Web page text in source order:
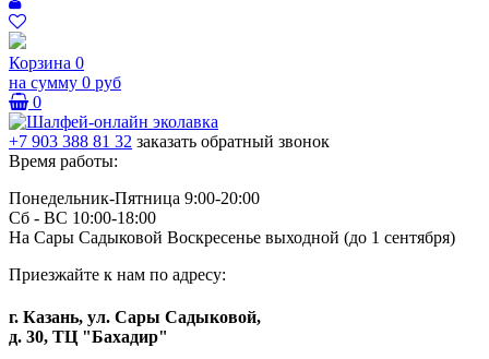
Корзина 0
на сумму 0 руб
0
+7 903 388 81 32 заказать обратный звонок
Время работы:
Понедельник-Пятница 9:00-20:00
Сб - ВС 10:00-18:00
На Сары Садыковой Воскресенье выходной (до 1 сентября)
Приезжайте к нам по адресу:
г. Казань, ул. Сары Садыковой,
д. 30, ТЦ "Бахадир"